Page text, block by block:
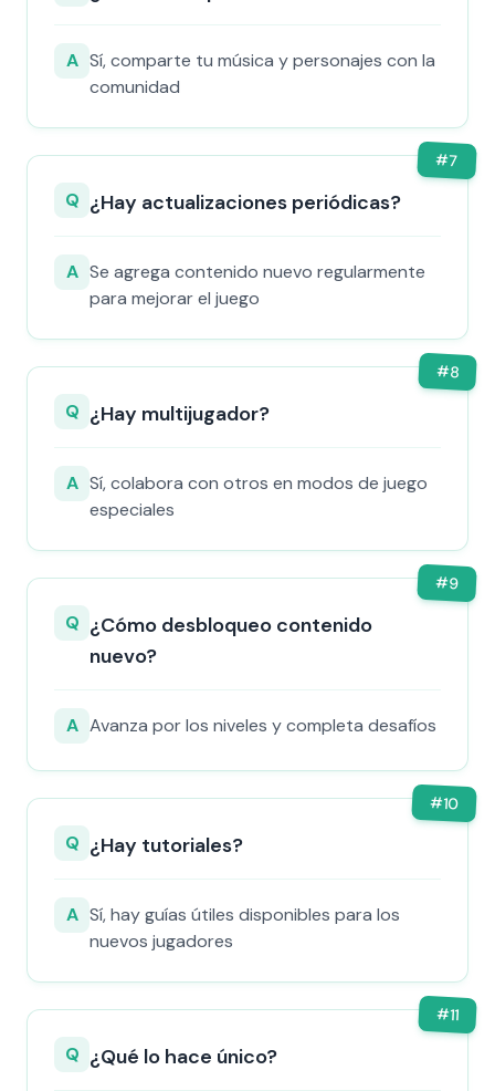
A Sí, comparte tu música y personajes con la
comunidad
#7
Q ¿Hay actualizaciones periódicas?
A Se agrega contenido nuevo regularmente
para mejorar el juego
#8
Q ¿Hay multijugador?
A Sí, colabora con otros en modos de juego
especiales
#9
Q ¿Cómo desbloqueo contenido
nuevo?
A Avanza por los niveles y completa desafíos
#10
Q ¿Hay tutoriales?
A Sí, hay guías útiles disponibles para los
nuevos jugadores
#11
Q ¿Qué lo hace único?